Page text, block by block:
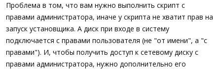
Проблема в том, что вам нужно выполнить скрипт с
правами администратора, иначе у скрипта не хватит прав на
запуск установщика. А диск при входе в систему
подключается с правами пользователя (не "от имени", а "с
правами"). И, чтобы получить доступ к сетевому диску с
правами администратора, нужно дополнительно его